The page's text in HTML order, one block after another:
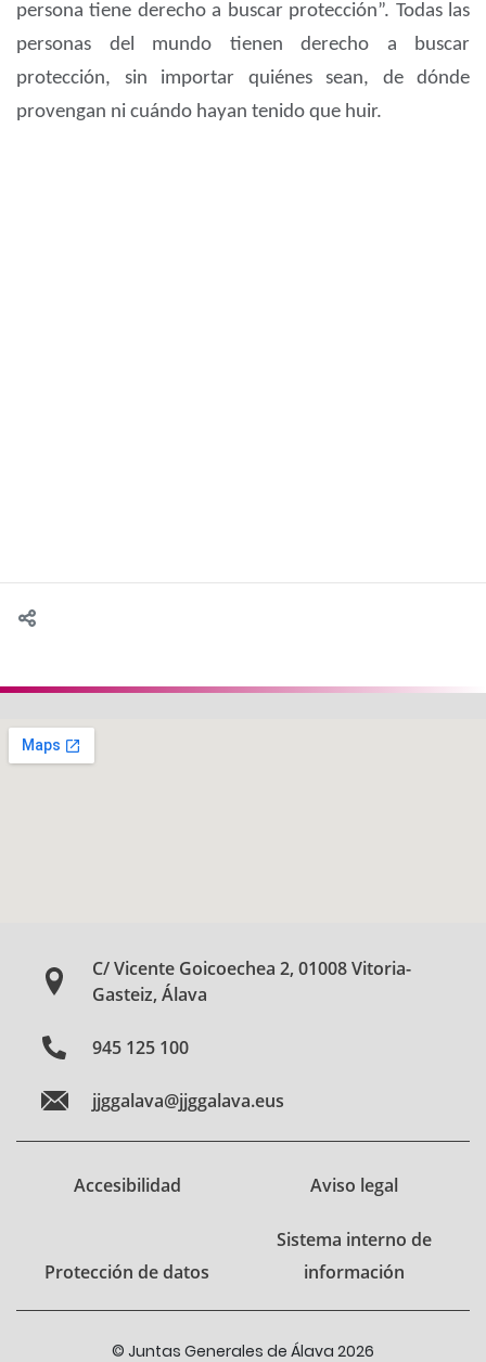
persona tiene derecho a buscar protección”. Todas las
personas del mundo tienen derecho a buscar
protección, sin importar quiénes sean, de dónde
provengan ni cuándo hayan tenido que huir.
C/ Vicente Goicoechea 2, 01008 Vitoria-
Gasteiz, Álava
945 125 100
jjggalava@jjggalava.eus
Accesibilidad Aviso legal
Protección de datos
Sistema interno de
información
© Juntas Generales de Álava 2026